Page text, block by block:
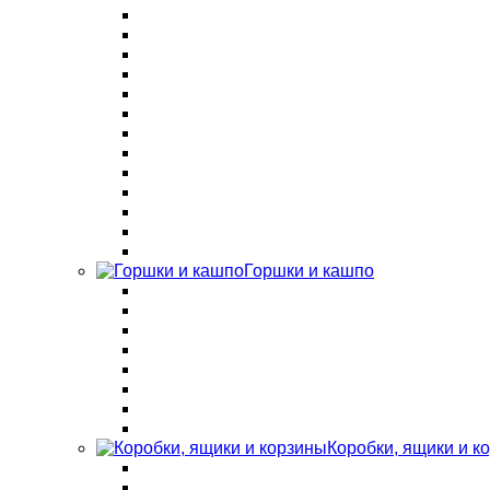
Горшки и кашпо
Коробки, ящики и